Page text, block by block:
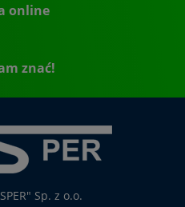
online
znać!
Sp. z o.o.